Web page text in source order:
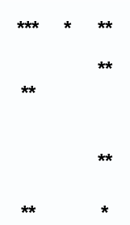
*** * **
**
**
**
** *